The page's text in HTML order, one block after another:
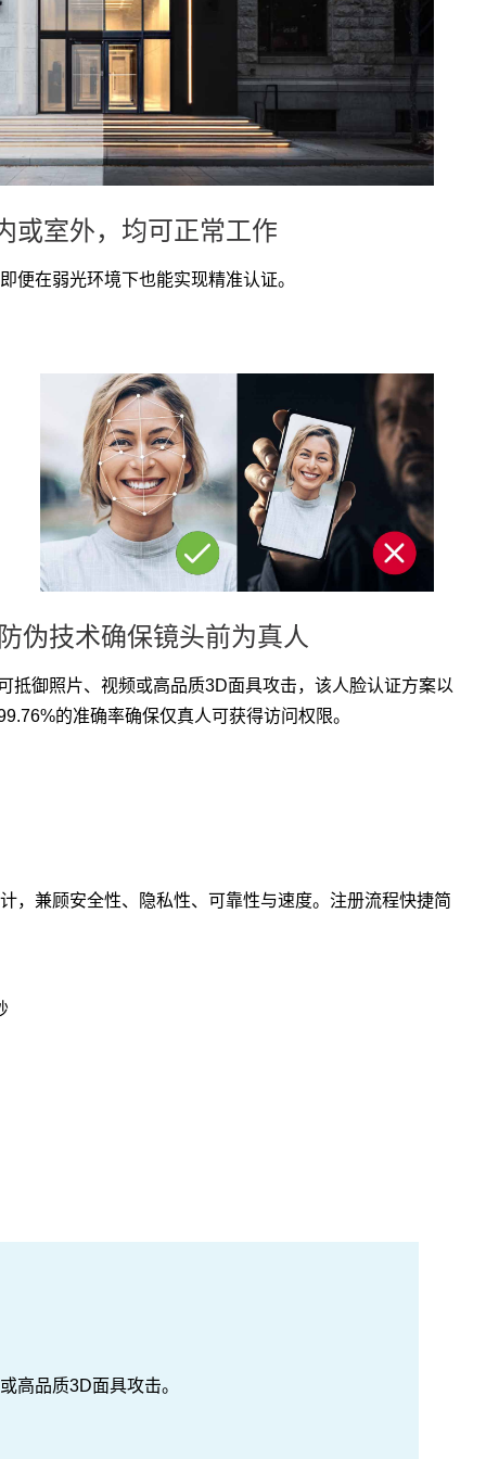
或室外，均可正常工作
便在弱光环境下也能实现精准认证。
伪技术确保镜头前为真人
抵御照片、视频或高品质3D面具攻击，该人脸认证方案以
的准确率确保仅真人可获得访问权限。
，兼顾安全性、隐私性、可靠性与速度。注册流程快捷简
高品质3D面具攻击。